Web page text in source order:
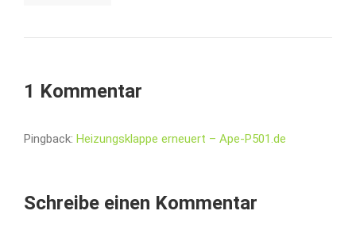
1 Kommentar
Pingback: Heizungsklappe erneuert – Ape-P501.de
Schreibe einen Kommentar